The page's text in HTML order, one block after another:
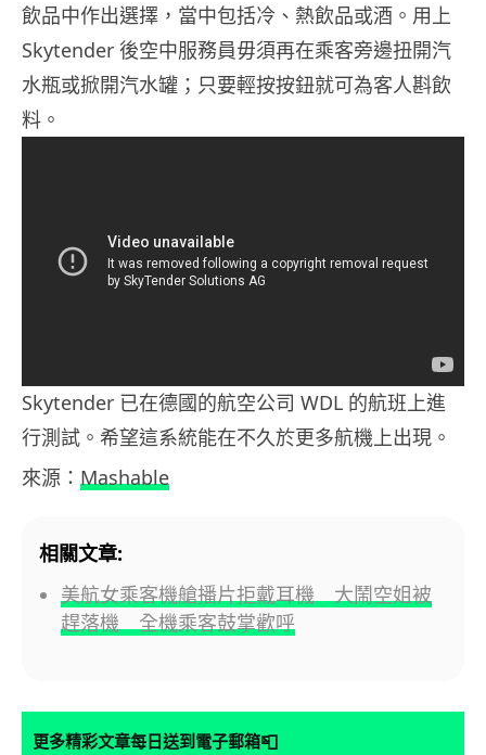
飲品中作出選擇，當中包括冷、熱飲品或酒。用上
Skytender 後空中服務員毋須再在乘客旁邊扭開汽
水瓶或掀開汽水罐；只要輕按按鈕就可為客人斟飲
料。
Skytender 已在德國的航空公司 WDL 的航班上進
行測試。希望這系統能在不久於更多航機上出現。
來源： Mashable
相關文章:
美航女乘客機艙播片拒戴耳機 大鬧空姐被
趕落機 全機乘客鼓掌歡呼
更多精彩文章每日送到電子郵箱📮